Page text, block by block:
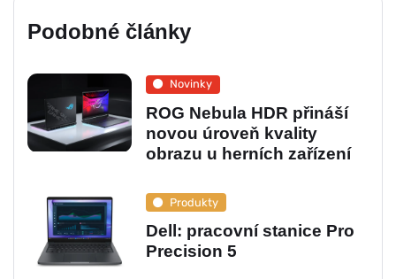
Podobné články
Novinky
ROG Nebula HDR přináší
novou úroveň kvality
obrazu u herních zařízení
Produkty
Dell: pracovní stanice Pro
Precision 5